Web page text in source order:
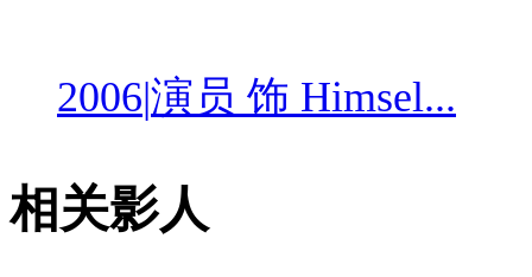
2006|演员 饰 Himsel...
相关影人